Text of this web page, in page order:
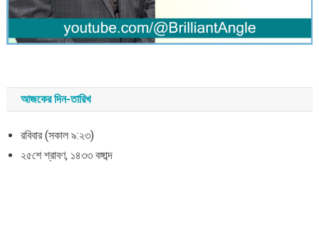
আজকের দিন-তারিখ
রবিবার (সকাল ৯:২৩)
২৫শে শ্রাবণ, ১৪৩৩ বঙ্গাব্দ